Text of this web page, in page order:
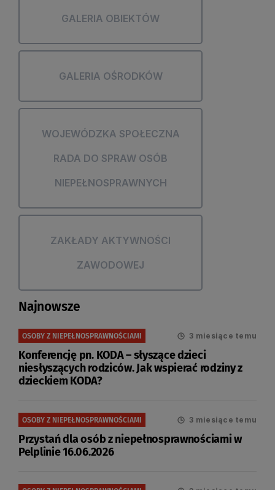
GALERIA OBIEKTÓW
GALERIA OŚRODKÓW
WOJEWÓDZKA SPOŁECZNA
RADA DO SPRAW OSÓB
NIEPEŁNOSPRAWNYCH
ZAKŁADY AKTYWNOŚCI
ZAWODOWEJ
Najnowsze
OSOBY Z NIEPEŁNOSPRAWNOŚCIAMI 3 miesiące temu
Konferencję pn. KODA – słyszące dzieci
niesłyszących rodziców. Jak wspierać rodziny z
dzieckiem KODA?
OSOBY Z NIEPEŁNOSPRAWNOŚCIAMI 3 miesiące temu
Przystań dla osób z niepełnosprawnościami w
Pelplinie 16.06.2026